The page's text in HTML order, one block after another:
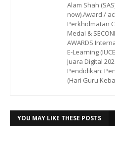
Alam Shah
now).Award /
Perkhidmatan
Medal &
AWARDS
E-Learning
Juara Digital
Pendidikan:
(Hari Guru
YOU MAY LIKE THESE POSTS